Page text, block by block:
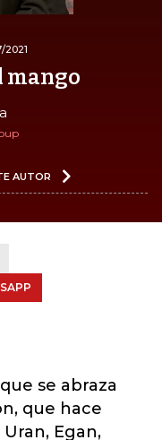
2021
mango
AUTOR
se abraza
que hace
Egan,